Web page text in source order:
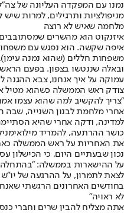
נמנו עם המפקדה העליונה של
מניפולציות ותרגילים, למרות
מלחמה שאיש לא רוצה
איזנקוט הוא מהשרים
איפה שקשה. הוא נפגש עם
משפחות חללים (שהוא נמנה
ובאלה שננטשו בצפון. בפעם
עמוקה על איך אנחנו, צבא
צודק ראש הממשלה כשהוא מטיל
"צריך להקשיב למה שהוא עצמו
אחרי מלחמת לבנון השנייה,
למדינה, ודקה אחרי שהיא
כושר ההרתעה, להמריד
את האחריות על ראש הממשלה
נכון שבעתיים היום, כי הכישלון
על ההישארות בממשלה: "בהתחלה
לצאת לתמרון, על ההרגעה של
בחודשים האחרונים הרגשתי
לא ראויה"
אתה מצליח להבין שרים וחברי